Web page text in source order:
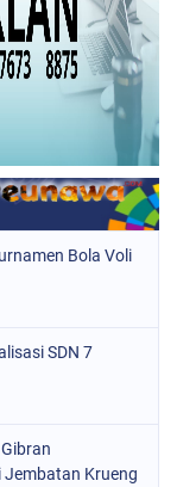
Bola Voli
SDN 7
Jembatan Krueng